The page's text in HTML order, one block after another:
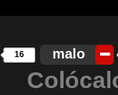
16 malo